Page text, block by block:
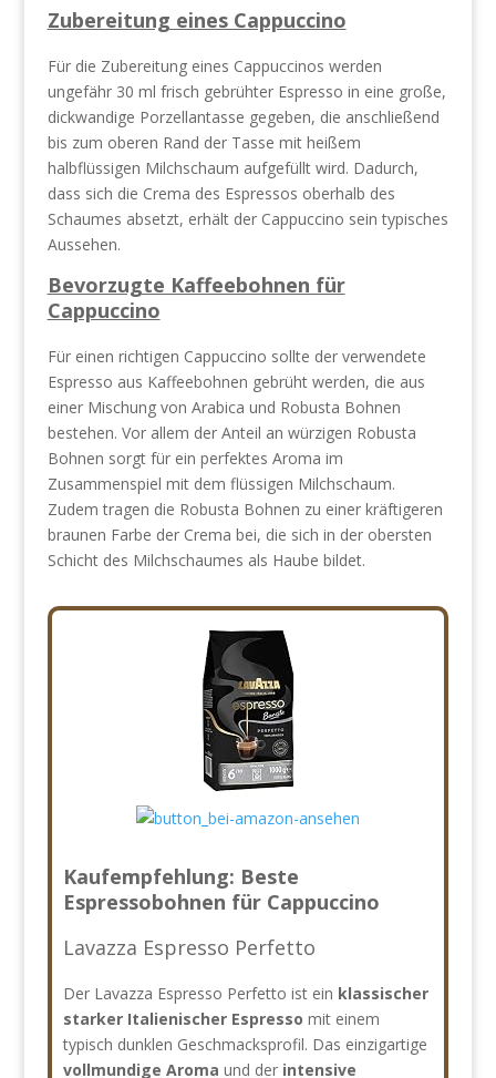
Zubereitung eines Cappuccino
Für die Zubereitung eines Cappuccinos werden
ungefähr 30 ml frisch gebrühter Espresso in eine große,
dickwandige Porzellantasse gegeben, die anschließend
bis zum oberen Rand der Tasse mit heißem
halbflüssigen Milchschaum aufgefüllt wird. Dadurch,
dass sich die Crema des Espressos oberhalb des
Schaumes absetzt, erhält der Cappuccino sein typisches
Aussehen.
Bevorzugte Kaffeebohnen für
Cappuccino
Für einen richtigen Cappuccino sollte der verwendete
Espresso aus Kaffeebohnen gebrüht werden, die aus
einer Mischung von Arabica und Robusta Bohnen
bestehen. Vor allem der Anteil an würzigen Robusta
Bohnen sorgt für ein perfektes Aroma im
Zusammenspiel mit dem flüssigen Milchschaum.
Zudem tragen die Robusta Bohnen zu einer kräftigeren
braunen Farbe der Crema bei, die sich in der obersten
Schicht des Milchschaumes als Haube bildet.
Kaufempfehlung: Beste
Espressobohnen für Cappuccino
Lavazza Espresso Perfetto
Der Lavazza Espresso Perfetto ist ein klassischer
starker Italienischer Espresso mit einem
typisch dunklen Geschmacksprofil. Das einzigartige
vollmundige Aroma und derintensive